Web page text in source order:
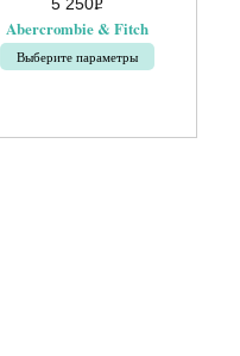
5 250Р
УБ.
Abercrombie & Fitch
Выберите параметры